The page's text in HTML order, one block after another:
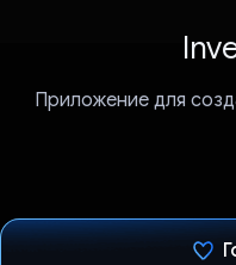
Приложение для